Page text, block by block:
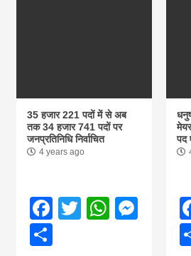
35 हजार 221 पदों में से अब
तक 34 हजार 741 पदों पर
जनप्रतिनिधि निर्वाचित
4 years ago
Facebook
Twitter
पद